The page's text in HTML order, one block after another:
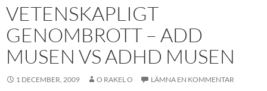
VETENSKAPLIGT
GENOMBROTT – ADD
MUSEN VS ADHD MUSEN
1 DECEMBER, 2009 O RAKEL O LÄMNA EN KOMMENTAR